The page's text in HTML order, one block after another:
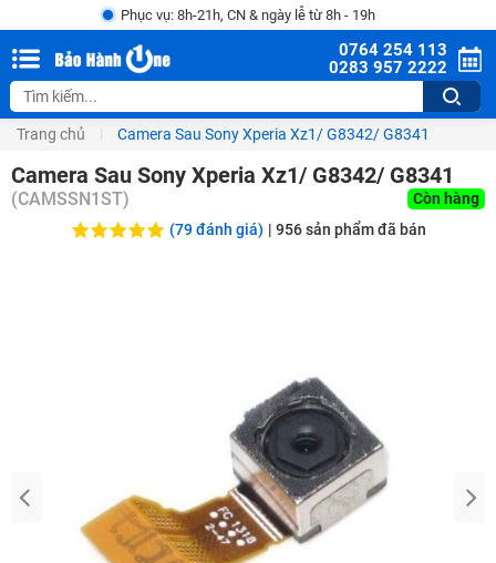
Phục vụ: 8h-21h, CN & ngày lễ từ 8h - 19h
0764 254 113
0283 957 2222
Trang chủ Camera Sau Sony Xperia Xz1/ G8342/ G8341
Camera Sau Sony Xperia Xz1/ G8342/ G8341
(CAMSSN1ST)
Còn hàng
(79 đánh giá) | 956sản phẩm đã bán